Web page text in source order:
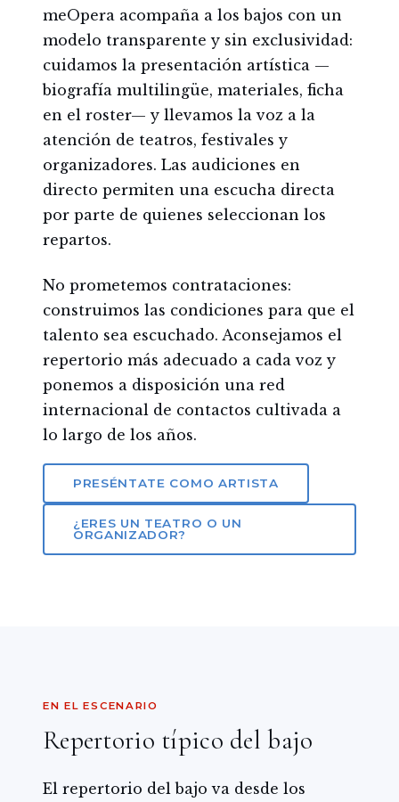
meOpera acompaña a los bajos con un
modelo transparente y sin exclusividad:
cuidamos la presentación artística —
biografía multilingüe, materiales, ficha
en el roster— y llevamos la voz a la
atención de teatros, festivales y
organizadores. Las audiciones en
directo permiten una escucha directa
por parte de quienes seleccionan los
repartos.
No prometemos contrataciones:
construimos las condiciones para que el
talento sea escuchado. Aconsejamos el
repertorio más adecuado a cada voz y
ponemos a disposición una red
internacional de contactos cultivada a
lo largo de los años.
PRESÉNTATE COMO ARTISTA
¿ERES UN TEATRO O UN
ORGANIZADOR?
EN EL ESCENARIO
Repertorio típico del bajo
El repertorio del bajo va desde los